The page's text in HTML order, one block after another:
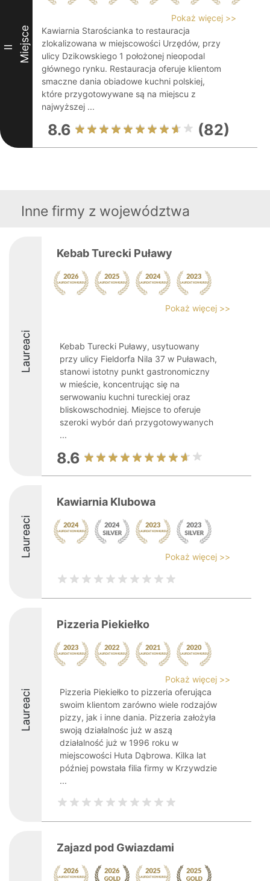
II Miejsce
Pokaż więcej >>
Kawiarnia Starościanka to restauracja
zlokalizowana w miejscowości Urzędów, przy
ulicy Dzikowskiego 1 położonej nieopodal
głównego rynku. Restauracja oferuje klientom
smaczne dania obiadowe kuchni polskiej,
które przygotowywane są na miejscu z
najwyższej ...
8.6 (82)
Inne firmy z województwa
Laureaci
Kebab Turecki Puławy
Pokaż więcej >>
Kebab Turecki Puławy, usytuowany
przy ulicy Fieldorfa Nila 37 w Puławach,
stanowi istotny punkt gastronomiczny
w mieście, koncentrując się na
serwowaniu kuchni tureckiej oraz
bliskowschodniej. Miejsce to oferuje
szeroki wybór dań przygotowywanych
...
8.6
Laureaci
Kawiarnia Klubowa
Pokaż więcej >>
Laureaci
Pizzeria Piekiełko
Pokaż więcej >>
Pizzeria Piekiełko to pizzeria oferująca
swoim klientom zarówno wiele rodzajów
pizzy, jak i inne dania. Pizzeria założyła
swoją działalnośc już w aszą
działalność już w 1996 roku w
miejscowości Huta Dąbrowa. Kilka lat
później powstała filia firmy w Krzywdzie
...
Zajazd pod Gwiazdami